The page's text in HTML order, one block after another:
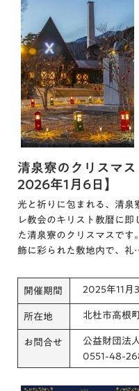
清泉寮のクリスマ
2026年1月6日】
光と祈りに包まれる、清泉
レ教会のキリスト教暦に
た清泉寮のクリスマスで
飾に彩られた敷地内で、礼
開催期間 2025年11月
所在地 北杜市高根
お問合せ
公益財団法
0551-48-